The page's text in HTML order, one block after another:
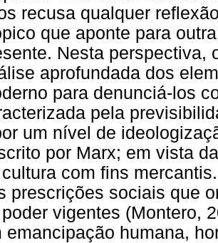
recusa qualquer
que aponte para
Nesta perspectiva,
aprofundada dos
para denunciá-los
pela
um nível de
por Marx; em vista
com fins
prescrições sociais que
vigentes (Montero,
emancipação humana,